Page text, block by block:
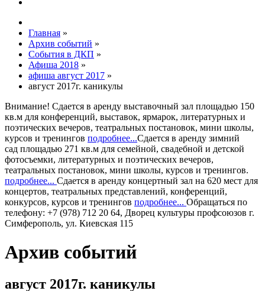
Главная »
Архив событий »
События в ДКП »
Афиша 2018 »
афиша август 2017 »
август 2017г. каникулы
Внимание! Сдается в аренду выставочный зал площадью 150
кв.м для конференций, выставок, ярмарок, литературных и
поэтических вечеров, театральных постановок, мини школы,
курсов и тренингов подробнее...Сдается в аренду зимний
сад площадью 271 кв.м для семейной, свадебной и детской
фотосъемки, литературных и поэтических вечеров,
театральных постановок, мини школы, курсов и тренингов.
подробнее... Сдается в аренду концертный зал на 620 мест для
концертов, театральных представлений, конференций,
конкурсов, курсов и тренингов подробнее... Обращаться по
телефону: +7 (978) 712 20 64, Дворец культуры профсоюзов г.
Симферополь, ул. Киевская 115
Архив событий
август 2017г. каникулы